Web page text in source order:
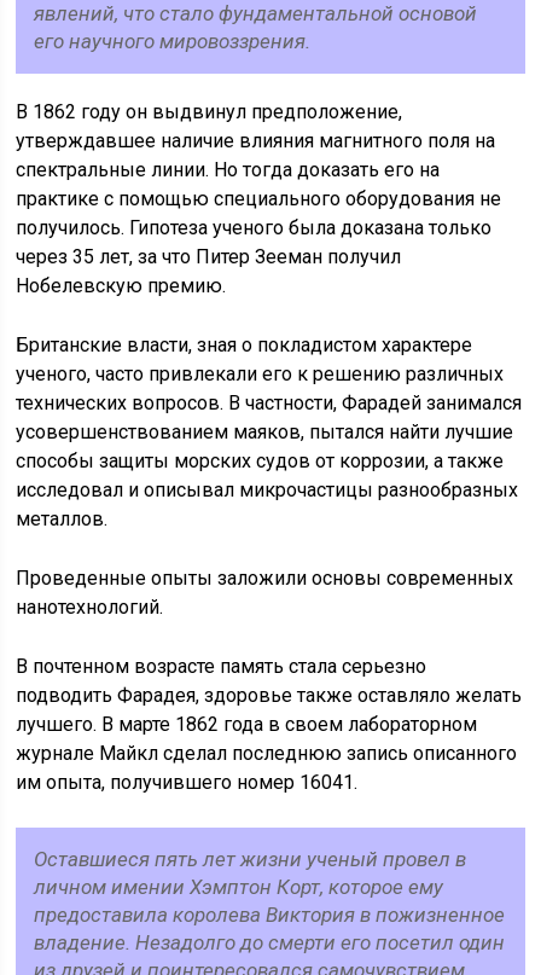
явлений, что стало фундаментальной основой
его научного мировоззрения.
В 1862 году он выдвинул предположение,
утверждавшее наличие влияния магнитного поля на
спектральные линии. Но тогда доказать его на
практике с помощью специального оборудования не
получилось. Гипотеза ученого была доказана только
через 35 лет, за что Питер Зееман получил
Нобелевскую премию.
Британские власти, зная о покладистом характере
ученого, часто привлекали его к решению различных
технических вопросов. В частности, Фарадей занимался
усовершенствованием маяков, пытался найти лучшие
способы защиты морских судов от коррозии, а также
исследовал и описывал микрочастицы разнообразных
металлов.
Проведенные опыты заложили основы современных
нанотехнологий.
В почтенном возрасте память стала серьезно
подводить Фарадея, здоровье также оставляло желать
лучшего. В марте 1862 года в своем лабораторном
журнале Майкл сделал последнюю запись описанного
им опыта, получившего номер 16041.
Оставшиеся пять лет жизни ученый провел в
личном имении Хэмптон Корт, которое ему
предоставила королева Виктория в пожизненное
владение. Незадолго до смерти его посетил один